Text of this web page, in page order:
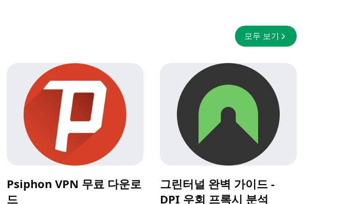
모두 보기
Psiphon VPN 무료 다운로
드
그린터널 완벽 가이드 -
DPI 우회 프록시 분석